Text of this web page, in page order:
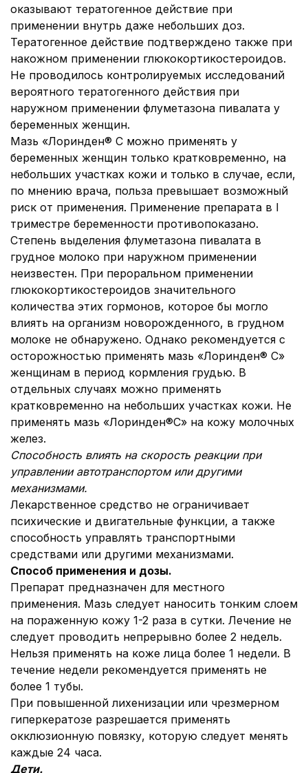
оказывают тератогенное действие при
применении внутрь даже небольших доз.
Тератогенное действие подтверждено также при
накожном применении глюкокортикостероидов.
Не проводилось контролируемых исследований
вероятного тератогенного действия при
наружном применении флуметазона пивалата у
беременных женщин.
Мазь «Лоринден® С можно применять у
беременных женщин только кратковременно, на
небольших участках кожи и только в случае, если,
по мнению врача, польза превышает возможный
риск от применения. Применение препарата в I
триместре беременности противопоказано.
Степень выделения флуметазона пивалата в
грудное молоко при наружном применении
неизвестен. При пероральном применении
глюкокортикостероидов значительного
количества этих гормонов, которое бы могло
влиять на организм новорожденного, в грудном
молоке не обнаружено. Однако рекомендуется с
осторожностью применять мазь «Лоринден® С»
женщинам в период кормления грудью. В
отдельных случаях можно применять
кратковременно на небольших участках кожи. Не
применять мазь «Лоринден®С» на кожу молочных
желез.
Способность влиять на скорость реакции при
управлении автотранспортом или другими
механизмами.
Лекарственное средство не ограничивает
психические и двигательные функции, а также
способность управлять транспортными
средствами или другими механизмами.
Способ применения и дозы.
Препарат предназначен для местного
применения. Мазь следует наносить тонким слоем
на пораженную кожу 1-2 раза в сутки. Лечение не
следует проводить непрерывно более 2 недель.
Нельзя применять на коже лица более 1 недели. В
течение недели рекомендуется применять не
более 1 тубы.
При повышенной лихенизации или чрезмерном
гиперкератозе разрешается применять
окклюзионную повязку, которую следует менять
каждые 24 часа.
Дети.